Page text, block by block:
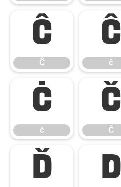
Ĉ
Ĉ
ĉ
ĉ
ċ
ċ
Č
Č
Ď ď